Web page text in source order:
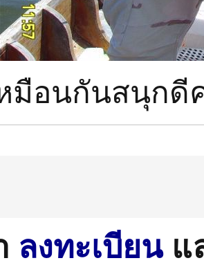
มือนกันสนุกดี
ลงทะเบียนแ